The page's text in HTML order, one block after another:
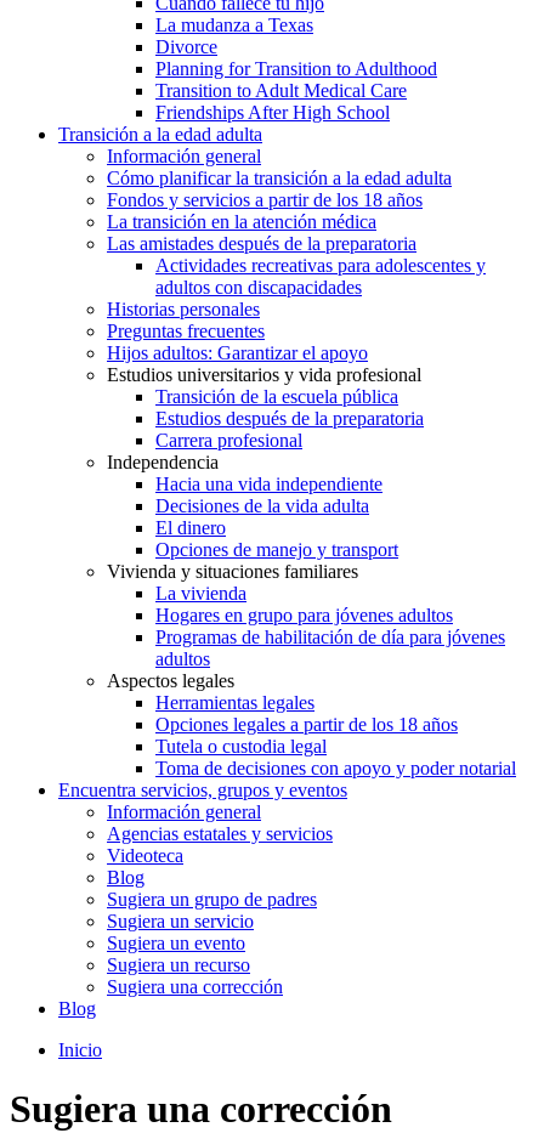
La mudanza a Texas
Divorce
Planning for Transition to Adulthood
Transition to Adult Medical Care
Friendships After High School
Transición a la edad adulta
Información general
Cómo planificar la transición a la edad adulta
Fondos y servicios a partir de los 18 años
La transición en la atención médica
Las amistades después de la preparatoria
Actividades recreativas para adolescentes y
adultos con discapacidades
Historias personales
Preguntas frecuentes
Hijos adultos: Garantizar el apoyo
Estudios universitarios y vida profesional
Transición de la escuela pública
Estudios después de la preparatoria
Carrera profesional
Independencia
Hacia una vida independiente
Decisiones de la vida adulta
El dinero
Opciones de manejo y transport
Vivienda y situaciones familiares
La vivienda
Hogares en grupo para jóvenes adultos
Programas de habilitación de día para jóvenes
adultos
Aspectos legales
Herramientas legales
Opciones legales a partir de los 18 años
Tutela o custodia legal
Toma de decisiones con apoyo y poder notarial
Encuentra servicios, grupos y eventos
Información general
Agencias estatales y servicios
Videoteca
Blog
Sugiera un grupo de padres
Sugiera un servicio
Sugiera un evento
Sugiera un recurso
Sugiera una corrección
Blog
Inicio
Sugiera una corrección